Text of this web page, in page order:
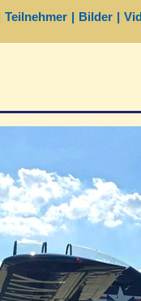
Teilnehmer | Bilder |